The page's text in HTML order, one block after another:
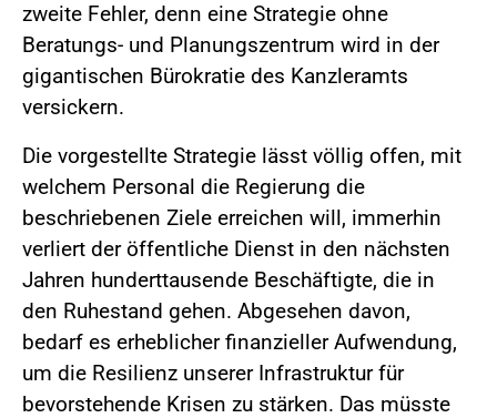
zweite Fehler, denn eine Strategie ohne
Beratungs- und Planungszentrum wird in der
gigantischen Bürokratie des Kanzleramts
versickern.
Die vorgestellte Strategie lässt völlig offen, mit
welchem Personal die Regierung die
beschriebenen Ziele erreichen will, immerhin
verliert der öffentliche Dienst in den nächsten
Jahren hunderttausende Beschäftigte, die in
den Ruhestand gehen. Abgesehen davon,
bedarf es erheblicher finanzieller Aufwendung,
um die Resilienz unserer Infrastruktur für
bevorstehende Krisen zu stärken. Das müsste